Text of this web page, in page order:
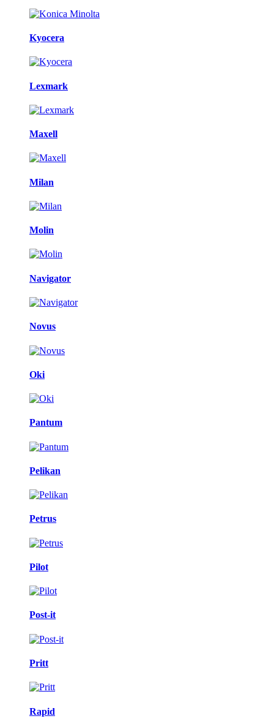
Kyocera
Lexmark
Maxell
Milan
Molin
Navigator
Novus
Oki
Pantum
Pelikan
Petrus
Pilot
Post-it
Pritt
Rapid